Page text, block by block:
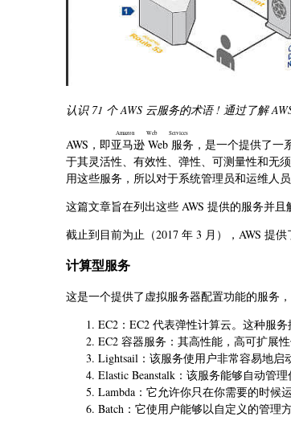
认识 71 个 AWS 云服务的术语 ! 通过了解
AWS，即亚马逊 Web 服务
Amazon Web Services
，是一个提供了
于其灵活性、有效性、弹性、可测量性和无
用这些服务，所以对于系统管理员和运维人员
这篇文章旨在列出这些 AWS 提供的服务并且
截止到目前为止（2017 年 3 月），AWS 提
计算型服务
这是一个提供了虚拟服务器配置功能的服务
EC2：EC2 代表弹性计算云。这种服
EC2 容器服务：其高性能，高可扩展
Lightsail：该服务使用户非常容易地启
Elastic Beanstalk：该服务能够自动管
Lambda：它允许你只在你需要的时候
Batch：它使用户能够以自定义的管理